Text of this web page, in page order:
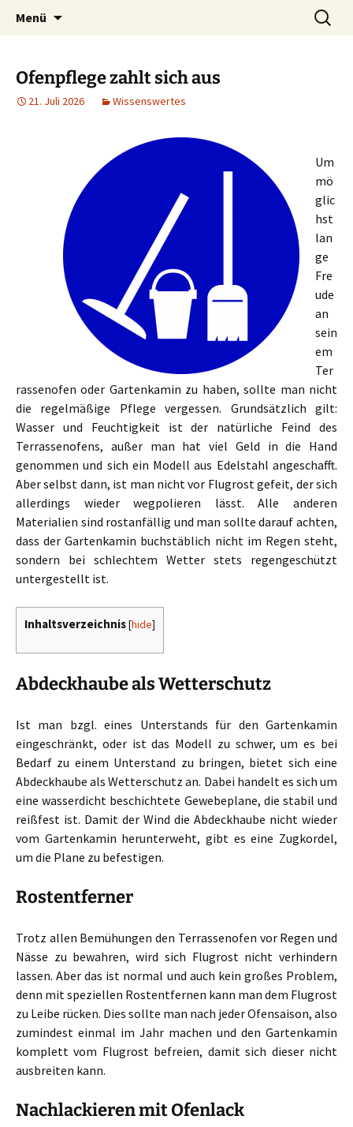
Menü
Suchen
nach:
Ofenpflege zahlt sich aus
21. Juli 2026 Wissenswertes
Um
mö
glic
hst
lan
ge
Fre
ude
an
sein
em
Ter
rassenofen oder Gartenkamin zu haben, sollte man nicht
die regelmäßige Pflege vergessen. Grundsätzlich gilt:
Wasser und Feuchtigkeit ist der natürliche Feind des
Terrassenofens, außer man hat viel Geld in die Hand
genommen und sich ein Modell aus Edelstahl angeschafft.
Aber selbst dann, ist man nicht vor Flugrost gefeit, der sich
allerdings wieder wegpolieren lässt. Alle anderen
Materialien sind rostanfällig und man sollte darauf achten,
dass der Gartenkamin buchstäblich nicht im Regen steht,
sondern bei schlechtem Wetter stets regengeschützt
untergestellt ist.
Inhaltsverzeichnis[hide]
Abdeckhaube als Wetterschutz
Ist man bzgl. eines Unterstands für den Gartenkamin
eingeschränkt, oder ist das Modell zu schwer, um es bei
Bedarf zu einem Unterstand zu bringen, bietet sich eine
Abdeckhaube als Wetterschutz an. Dabei handelt es sich um
eine wasserdicht beschichtete Gewebeplane, die stabil und
reißfest ist. Damit der Wind die Abdeckhaube nicht wieder
vom Gartenkamin herunterweht, gibt es eine Zugkordel,
um die Plane zu befestigen.
Rostentferner
Trotz allen Bemühungen den Terrassenofen vor Regen und
Nässe zu bewahren, wird sich Flugrost nicht verhindern
lassen. Aber das ist normal und auch kein großes Problem,
denn mit speziellen Rostentfernen kann man dem Flugrost
zu Leibe rücken. Dies sollte man nach jeder Ofensaison, also
zumindest einmal im Jahr machen und den Gartenkamin
komplett vom Flugrost befreien, damit sich dieser nicht
ausbreiten kann.
Nachlackieren mit Ofenlack